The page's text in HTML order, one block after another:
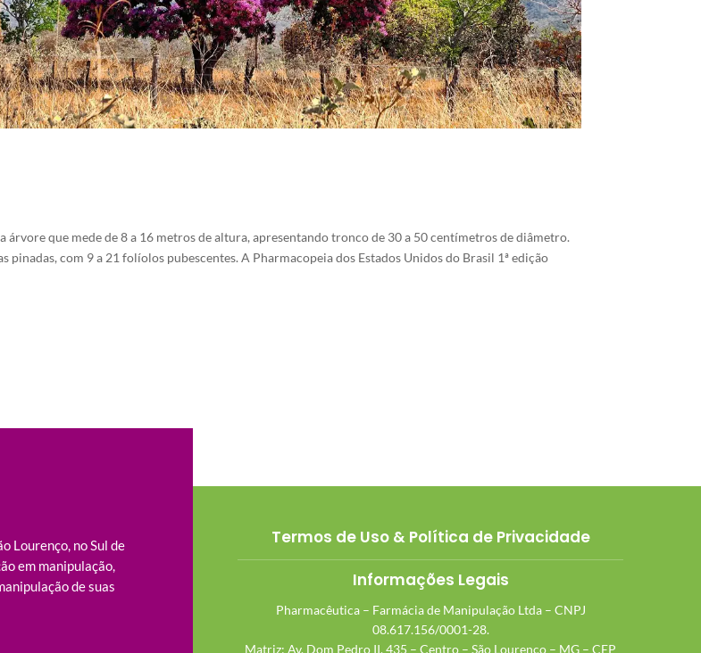
árvore que mede de 8 a 16 metros de altura, apresentando tronco de 30 a 50 centímetros de diâmetro.
pinadas, com 9 a 21 folíolos pubescentes. A Pharmacopeia dos Estados Unidos do Brasil 1ª edição
Lourenço, no Sul de
em manipulação,
de suas
Termos de Uso & Política de Privacidade
Informações Legais
Pharmacêutica – Farmácia de Manipulação Ltda – CNPJ
08.617.156/0001-28.
Matriz: Av. Dom Pedro II, 435 – Centro – São Lourenço – MG – CEP